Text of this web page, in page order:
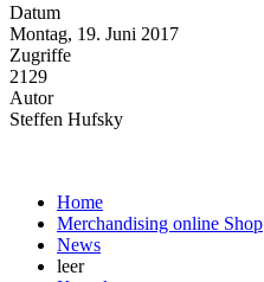
Datum
Montag, 19. Juni 2017
Zugriffe
2129
Autor
Steffen Hufsky
Home
Merchandising online Shop
News
leer